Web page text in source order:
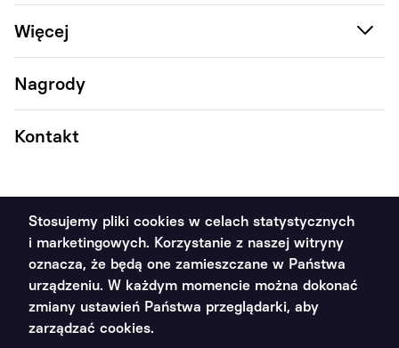
Więcej
Nagrody
Kontakt
2011 - 2026 Poradnik Handlowca ©. Wszystkie prawa
zastrzeżone
Polityka prywatności
Stosujemy pliki cookies w celach statystycznych
i marketingowych. Korzystanie z naszej witryny
oznacza, że będą one zamieszczane w Państwa
urządzeniu. W każdym momencie można dokonać
zmiany ustawień Państwa przeglądarki, aby
zarządzać cookies.